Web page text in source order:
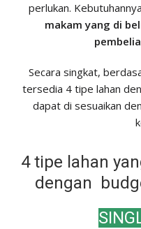
perlukan.
makam yang di
Secara singkat,
tersedia 4 tipe lahan
dapat di sesuaikan
4 tipe lahan
dengan